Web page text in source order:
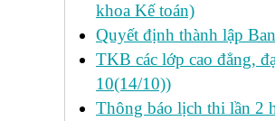
khoa Kế toán)
Quyết định thành lập
TKB các lớp cao đẳng,
10(14/10))
Thông báo lịch thi lần 2